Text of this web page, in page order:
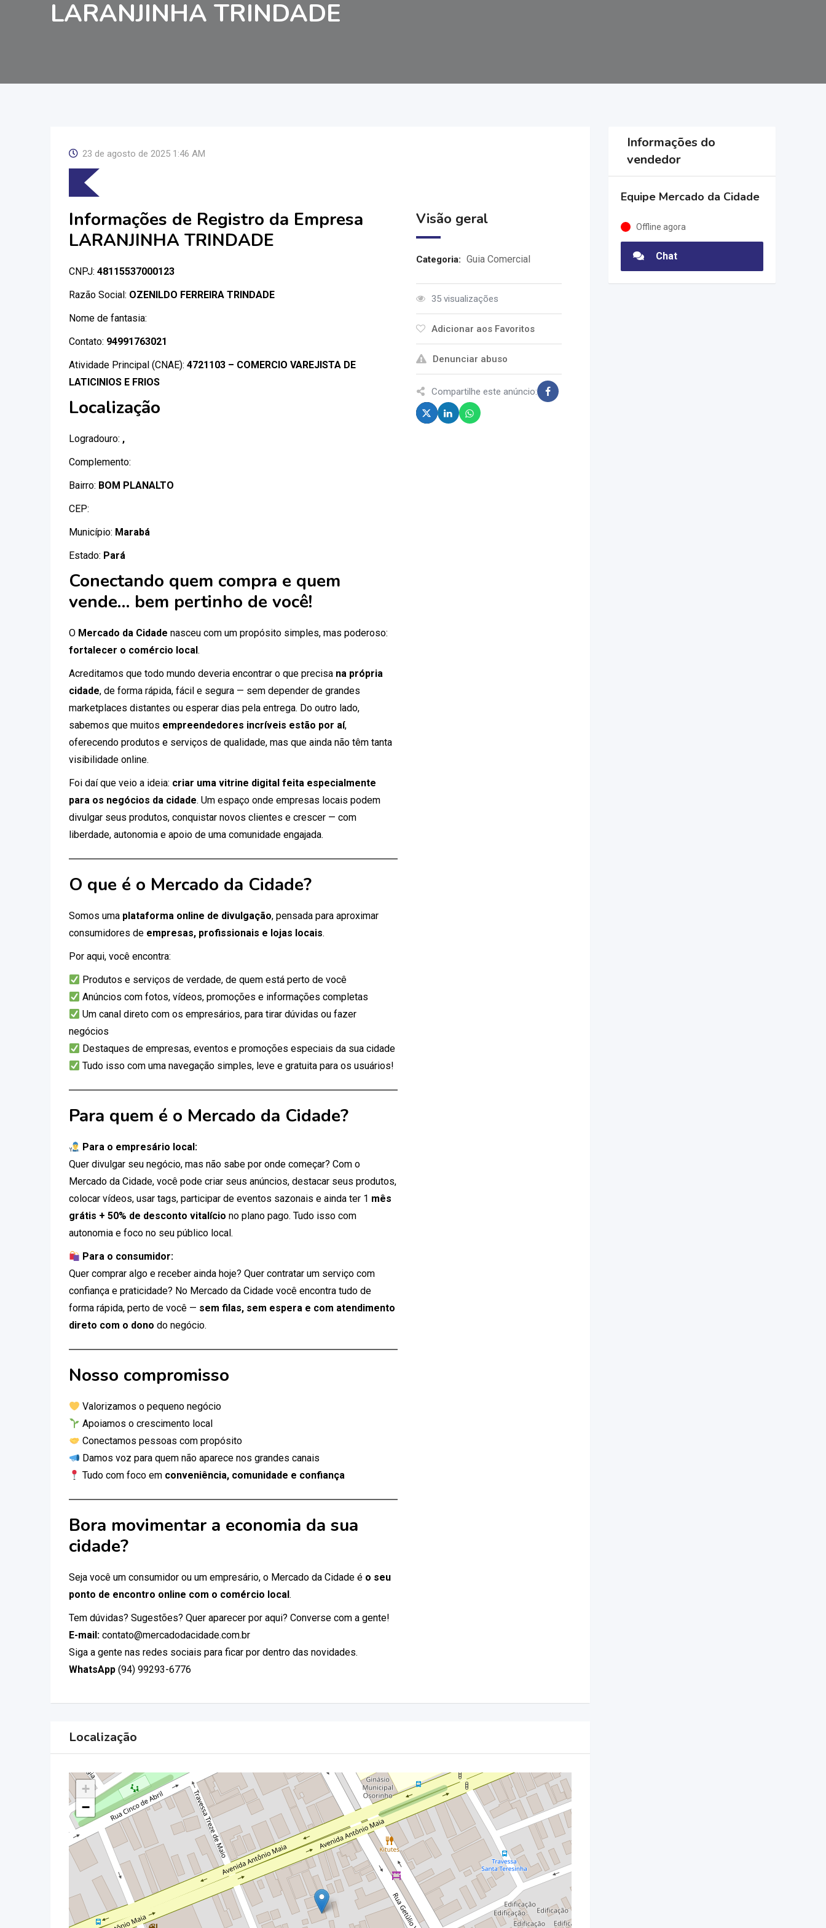
LARANJINHA TRINDADE
23 de agosto de 2025 1:46 AM
Informações de Registro da Empresa
LARANJINHA TRINDADE
CNPJ: 48115537000123
Razão Social: OZENILDO FERREIRA TRINDADE
Nome de fantasia:
Contato: 94991763021
Atividade Principal (CNAE): 4721103 – COMERCIO VAREJISTA DE
LATICINIOS E FRIOS
Localização
Logradouro: ,
Complemento:
Bairro: BOM PLANALTO
CEP:
Município: Marabá
Estado: Pará
Conectando quem compra e quem
vende… bem pertinho de você!
O Mercado da Cidade nasceu com um propósito simples, mas poderoso:
fortalecer o comércio local.
Acreditamos que todo mundo deveria encontrar o que precisa na própria
cidade, de forma rápida, fácil e segura — sem depender de grandes
marketplaces distantes ou esperar dias pela entrega. Do outro lado,
sabemos que muitos empreendedores incríveis estão por aí,
oferecendo produtos e serviços de qualidade, mas que ainda não têm tanta
visibilidade online.
Foi daí que veio a ideia: criar uma vitrine digital feita especialmente
para os negócios da cidade. Um espaço onde empresas locais podem
divulgar seus produtos, conquistar novos clientes e crescer — com
liberdade, autonomia e apoio de uma comunidade engajada.
O que é o Mercado da Cidade?
Somos uma plataforma online de divulgação, pensada para aproximar
consumidores de empresas, profissionais e lojas locais.
Por aqui, você encontra:
Produtos e serviços de verdade, de quem está perto de você
Anúncios com fotos, vídeos, promoções e informações completas
Um canal direto com os empresários, para tirar dúvidas ou fazer
negócios
Destaques de empresas, eventos e promoções especiais da sua cidade
Tudo isso com uma navegação simples, leve e gratuita para os usuários!
Para quem é o Mercado da Cidade?
Para o empresário local:
Quer divulgar seu negócio, mas não sabe por onde começar? Com o
Mercado da Cidade, você pode criar seus anúncios, destacar seus produtos,
colocar vídeos, usar tags, participar de eventos sazonais e ainda ter 1 mês
grátis + 50% de desconto vitalício no plano pago. Tudo isso com
autonomia e foco no seu público local.
Para o consumidor:
Quer comprar algo e receber ainda hoje? Quer contratar um serviço com
confiança e praticidade? No Mercado da Cidade você encontra tudo de
forma rápida, perto de você — sem filas, sem espera e com atendimento
direto com o dono do negócio.
Nosso compromisso
Valorizamos o pequeno negócio
Apoiamos o crescimento local
Conectamos pessoas com propósito
Damos voz para quem não aparece nos grandes canais
Tudo com foco em conveniência, comunidade e confiança
Bora movimentar a economia da sua
cidade?
Seja você um consumidor ou um empresário, o Mercado da Cidade é o seu
ponto de encontro online com o comércio local.
Tem dúvidas? Sugestões? Quer aparecer por aqui? Converse com a gente!
E-mail: contato@mercadodacidade.com.br
Siga a gente nas redes sociais para ficar por dentro das novidades.
WhatsApp (94) 99293-6776
Visão geral
Categoria: Guia Comercial
35 visualizações
Adicionar aos Favoritos
Denunciar abuso
Compartilhe este anúncio:
Localização
+
−
Informações do
vendedor
Equipe Mercado da Cidade
Offline agora
Chat